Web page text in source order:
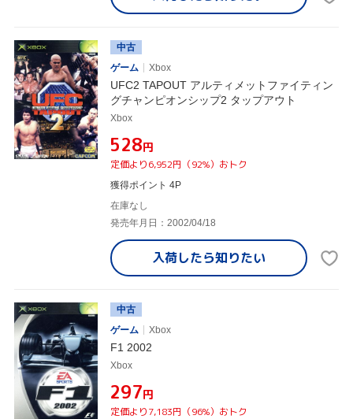
中古
ゲーム
Xbox
UFC2 TAPOUT アルティメットファイティン
グチャンピオンシップ2 タップアウト
Xbox
¥528円
定価より6,952円（92%）おトク
獲得ポイント 4P
在庫なし
発売年月日：2002/04/18
入荷したら知りたい
中古
ゲーム
Xbox
F1 2002
Xbox
¥297円
定価より7,183円（96%）おトク